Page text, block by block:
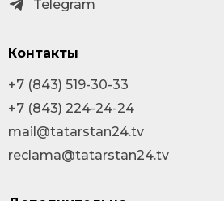
Telegram
Контакты
+7 (843) 519-30-33
+7 (843) 224-24-24
mail@tatarstan24.tv
reclama@tatarstan24.tv